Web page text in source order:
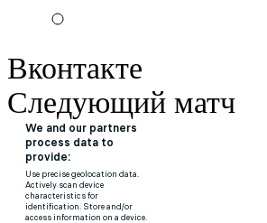
Вконтакте
Следующий матч